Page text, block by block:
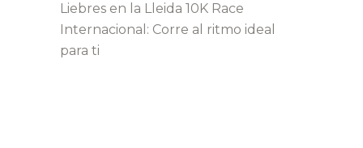
Liebres en la Lleida 10K Race
Internacional: Corre al ritmo ideal
para ti